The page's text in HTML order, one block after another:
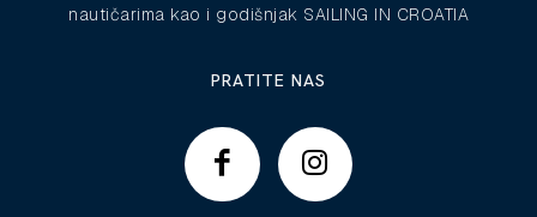
nautičarima kao i godišnjak SAILING IN CROATIA
PRATITE NAS